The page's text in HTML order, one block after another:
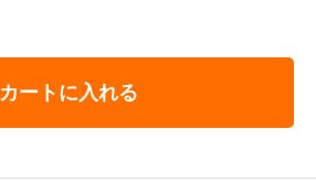
カートに入れる